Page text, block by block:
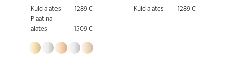
Kuld alates
1289 €
Plaatina
alates
1509 €
Kuld alates 1289 €